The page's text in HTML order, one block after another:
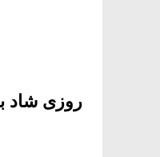
روزی شاد